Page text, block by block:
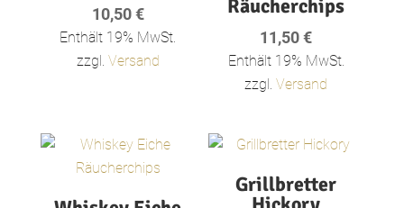
10,50€
Enthält 19% MwSt.
zzgl. Versand
Räucherchips
11,50€
Enthält 19% MwSt.
zzgl.Versand
Grillbretter